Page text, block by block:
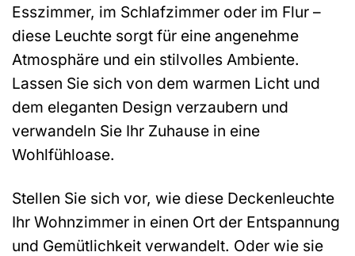
Esszimmer, im Schlafzimmer oder im Flur –
diese Leuchte sorgt für eine angenehme
Atmosphäre und ein stilvolles Ambiente.
Lassen Sie sich von dem warmen Licht und
dem eleganten Design verzaubern und
verwandeln Sie Ihr Zuhause in eine
Wohlfühloase.
Stellen Sie sich vor, wie diese Deckenleuchte
Ihr Wohnzimmer in einen Ort der Entspannung
und Gemütlichkeit verwandelt. Oder wie sie